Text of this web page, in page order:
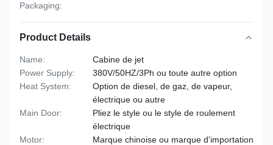
Packaging:
Product Details
Name:
Cabine de jet
Power Supply:
380V/50HZ/3Ph ou toute autre option
Heat System:
Option de diesel, de gaz, de vapeur,
électrique ou autre
Main Door:
Pliez le style ou le style de roulement
électrique
Motor:
Marque chinoise ou marque d'importation